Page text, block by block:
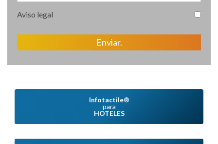
Aviso legal
Enviar.
Infotactile®
para
HOTELES